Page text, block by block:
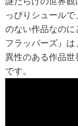
っぴりシュール
のない作品なの
フラッパーズ』
異性のある作品世
です。